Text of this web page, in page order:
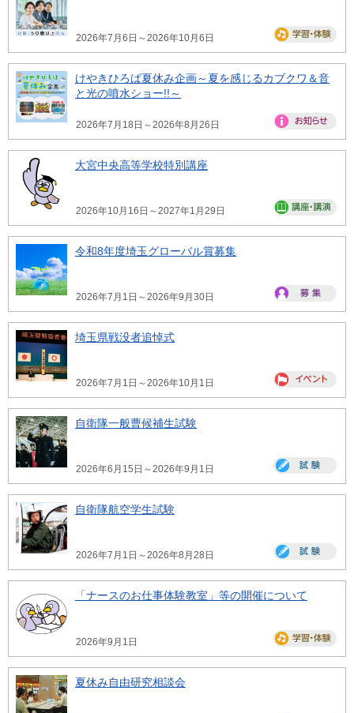
2026年7月6日～2026年10月6日
けやきひろば夏休み企画～夏を感じるカブクワ＆音
と光の噴水ショー!!～
2026年7月18日～2026年8月26日
大宮中央高等学校特別講座
2026年10月16日～2027年1月29日
令和8年度埼玉グローバル賞募集
2026年7月1日～2026年9月30日
埼玉県戦没者追悼式
2026年7月1日～2026年10月1日
自衛隊一般曹候補生試験
2026年6月15日～2026年9月1日
自衛隊航空学生試験
2026年7月1日～2026年8月28日
「ナースのお仕事体験教室」等の開催について
2026年9月1日
夏休み自由研究相談会